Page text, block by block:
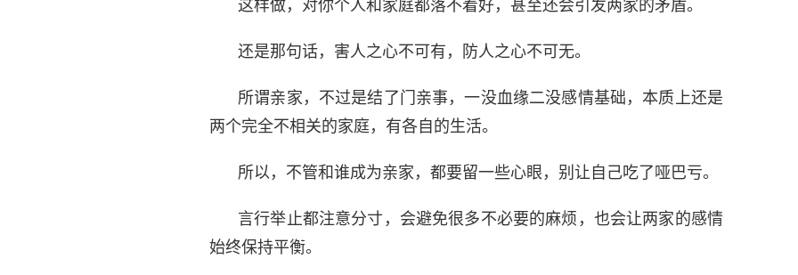
这样做，对你个人和家庭都落不着好，甚至还会引发两家的矛盾。
还是那句话，害人之心不可有，防人之心不可无。
所谓亲家，不过是结了门亲事，一没血缘二没感情基础，本质上还是
两个完全不相关的家庭，有各自的生活。
所以，不管和谁成为亲家，都要留一些心眼，别让自己吃了哑巴亏。
言行举止都注意分寸，会避免很多不必要的麻烦，也会让两家的感情
始终保持平衡。